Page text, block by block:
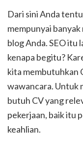
Dari sini Anda
mempunyai
blog Anda. SEO itu
kenapa begitu?
kita membutuhkan
wawancara. Untuk
butuh CV yang
pekerjaan, baik itu
keahlian.